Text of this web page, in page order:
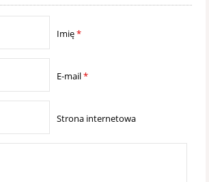
Imię*
E-mail*
Strona internetowa